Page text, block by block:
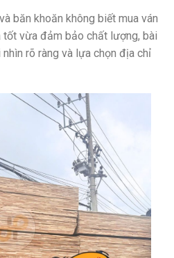
băn khoăn không biết mua ván
vừa đảm bảo chất lượng, bài
rõ ràng và lựa chọn địa chỉ